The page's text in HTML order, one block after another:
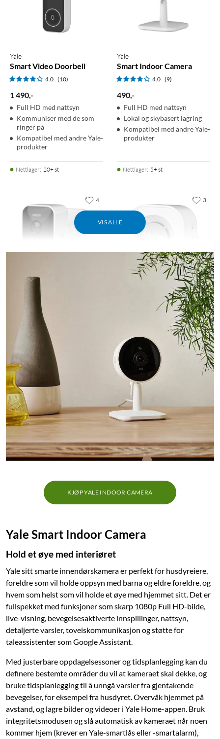
Yale
Smart Video Doorbell
4.0 (10)
1 490,-
Full HD med nattsyn
Kommuniser med de som
ringer på
Kompatibel med andre Yale-
produkter
Nettlager: 20+ st
Yale
Smart Indoor Camera
4.0 (9)
490,-
Full HD med nattsyn
Lokal og skybasert lagring
Kompatibel med andre Yale-
produkter
Nettlager: 5+ st
VIS ALLE
Smart Outdoor Camera
4.0
1 190
Full HD og nattsyn i farger
Lokal og skybasert lagring
Kompatibel med andre Yale-
produkter
Nettlager 20+ st
4
Doorbell Chime
(9)
41990
For Yale Smart video
doorbell
Velg mellom 7 behagelige
signaler
Nettlager
3
KJØP YALE INDOOR CAMERA
Yale Smart Indoor Camera
Hold et øye med interiøret
Yale sitt smarte innendørskamera er perfekt for husdyreiere,
foreldre som vil holde oppsyn med barna og eldre foreldre, og
hvem som helst som vil holde et øye med hjemmet sitt. Det er
fullspekket med funksjoner som skarp 1080p Full HD-bilde,
live-visning, bevegelsesaktiverte innspillinger, nattsyn,
detaljerte varsler, toveiskommunikasjon og støtte for
taleassistenter som Google Assistant.
Med justerbare oppdagelsessoner og tidsplanlegging kan du
definere bestemte områder du vil at kameraet skal dekke, og
bruke tidsplanlegging til å unngå varsler fra gjentakende
bevegelser, for eksempel fra husdyret. Overvåk hjemmet på
avstand, og lagre bilder og videoer i Yale Home-appen. Bruk
integritetsmodusen og slå automatisk av kameraet når noen
kommer hjem (krever en Yale-smartlås eller -smartalarm),